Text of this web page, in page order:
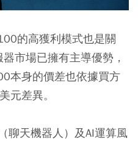
的高獲利模式也是關
市場已擁有主導優勢，
本身的價差也依據買方
元差異。
聊天機器人）及AI運算風